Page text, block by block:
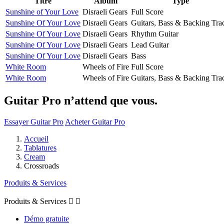
Sunshine of Your Love Disraeli Gears Full Score
Sunshine Of Your Love Disraeli Gears Guitars, Bass & Backing
Sunshine Of Your Love Disraeli Gears Rhythm Guitar
Sunshine Of Your Love Disraeli Gears Lead Guitar
Sunshine Of Your Love Disraeli Gears Bass
White Room
Wheels of Fire Full Score
White Room
Wheels of Fire Guitars, Bass & Backing
Guitar Pro n’attend que vous.
Essayer Guitar Pro Acheter Guitar Pro
Accueil
Tablatures
Cream
Crossroads
Produits & Services
Produits & Services  
Démo gratuite